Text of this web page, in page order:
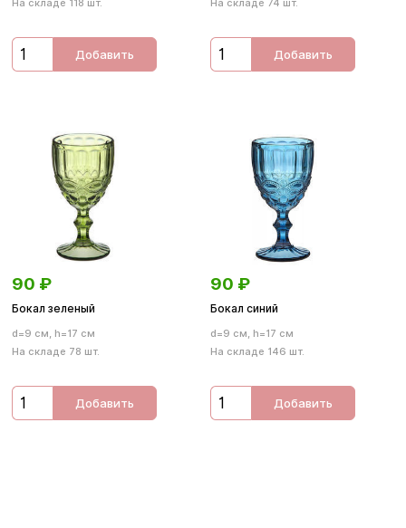
На складе 118 шт.
Добавить
На складе 74 шт.
Добавить
90 ₽
Бокал зеленый
d=9 см, h=17 см
На складе 78 шт.
Добавить
90 ₽
Бокал синий
d=9 см, h=17 см
На складе 146 шт.
Добавить